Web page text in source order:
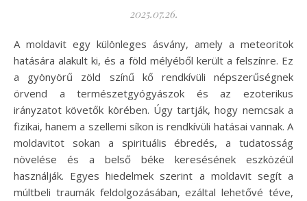
2025.07.26.
A moldavit egy különleges ásvány, amely a meteoritok
hatására alakult ki, és a föld mélyéből került a felszínre. Ez
a gyönyörű zöld színű kő rendkívüli népszerűségnek
örvend a természetgyógyászok és az ezoterikus
irányzatot követők körében. Úgy tartják, hogy nemcsak a
fizikai, hanem a szellemi síkon is rendkívüli hatásai vannak. A
moldavitot sokan a spirituális ébredés, a tudatosság
növelése és a belső béke keresésének eszközéül
használják. Egyes hiedelmek szerint a moldavit segít a
múltbeli traumák feldolgozásában, ezáltal lehetővé téve,